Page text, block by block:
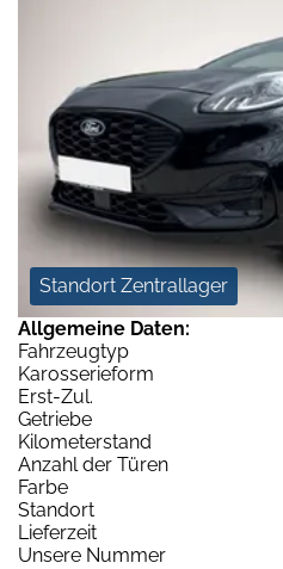
Standort Zentrallager
Allgemeine Daten:
Fahrzeugtyp
Karosserieform
Erst-Zul.
Getriebe
Kilometerstand
Anzahl der Türen
Farbe
Standort
Lieferzeit
Unsere Nummer